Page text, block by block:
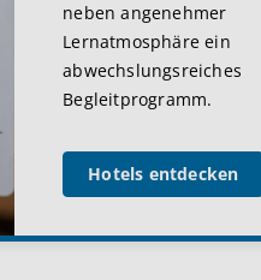
neben angenehmer
Lernatmosphäre ein
abwechslungsreiches
Begleitprogramm.
Hotels entdecken